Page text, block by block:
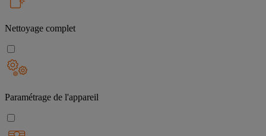
Nettoyage complet
Paramétrage de l'appareil